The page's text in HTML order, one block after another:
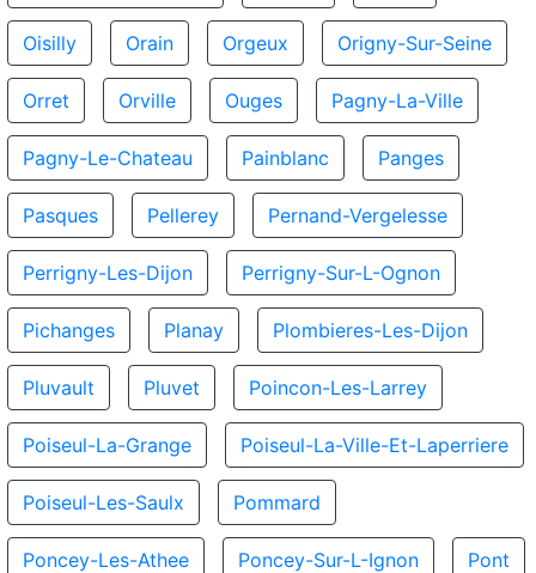
Oisilly Orain Orgeux Origny-Sur-Seine
Orret Orville Ouges Pagny-La-Ville
Pagny-Le-Chateau Painblanc Panges
Pasques Pellerey Pernand-Vergelesse
Perrigny-Les-Dijon Perrigny-Sur-L-Ognon
Pichanges Planay Plombieres-Les-Dijon
Pluvault Pluvet Poincon-Les-Larrey
Poiseul-La-Grange Poiseul-La-Ville-Et-Laperriere
Poiseul-Les-Saulx Pommard
Poncey-Les-Athee Poncey-Sur-L-Ignon Pont